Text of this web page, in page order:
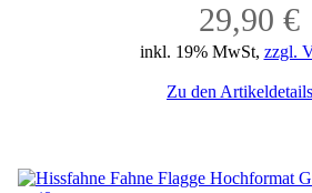
29,90 €
inkl. 19% MwSt, zzgl.
Zu den